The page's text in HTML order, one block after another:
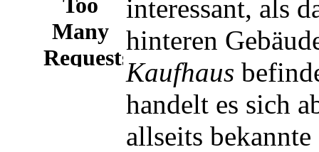
interessant, als
hinteren
Kaufhaus
handelt es sich
allseits